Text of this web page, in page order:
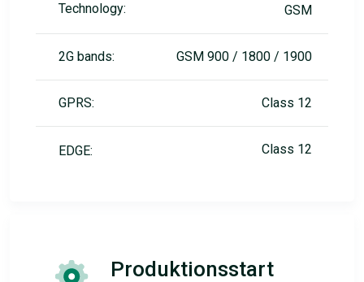
Technology: GSM
2G bands: GSM 900 / 1800 / 1900
GPRS: Class 12
EDGE: Class 12
Produktionsstart